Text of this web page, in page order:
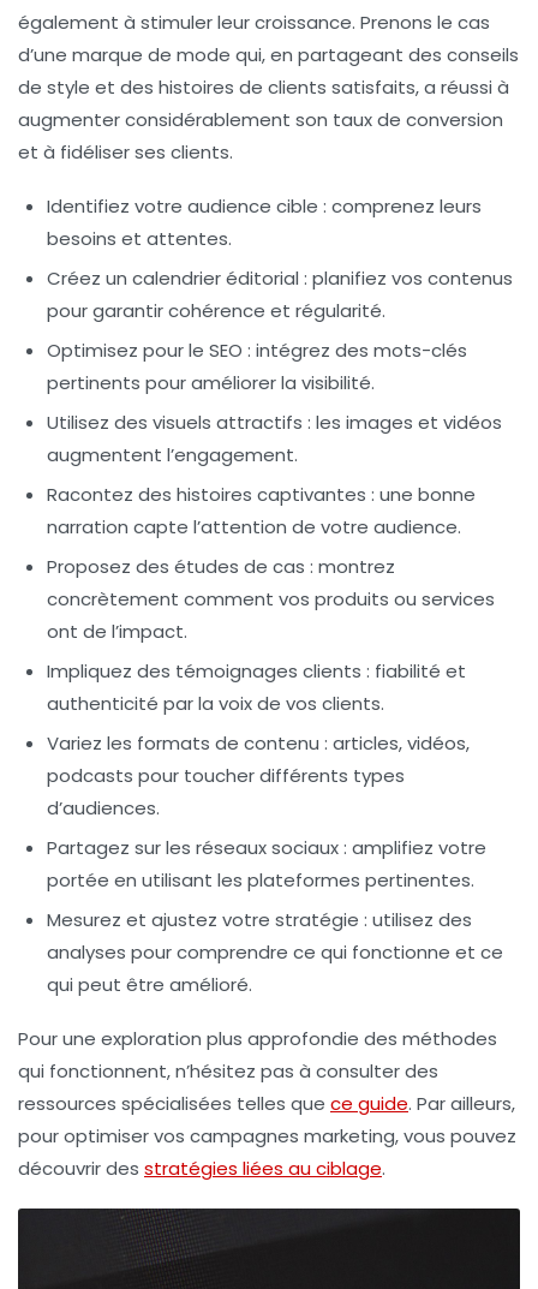
également à stimuler leur croissance. Prenons le cas
d’une marque de mode qui, en partageant des conseils
de style et des histoires de clients satisfaits, a réussi à
augmenter considérablement son taux de conversion
et à fidéliser ses clients.
Identifiez votre audience cible : comprenez leurs
besoins et attentes.
Créez un calendrier éditorial : planifiez vos contenus
pour garantir cohérence et régularité.
Optimisez pour le SEO : intégrez des mots-clés
pertinents pour améliorer la visibilité.
Utilisez des visuels attractifs : les images et vidéos
augmentent l’engagement.
Racontez des histoires captivantes : une bonne
narration capte l’attention de votre audience.
Proposez des études de cas : montrez
concrètement comment vos produits ou services
ont de l’impact.
Impliquez des témoignages clients : fiabilité et
authenticité par la voix de vos clients.
Variez les formats de contenu : articles, vidéos,
podcasts pour toucher différents types
d’audiences.
Partagez sur les réseaux sociaux : amplifiez votre
portée en utilisant les plateformes pertinentes.
Mesurez et ajustez votre stratégie : utilisez des
analyses pour comprendre ce qui fonctionne et ce
qui peut être amélioré.
Pour une exploration plus approfondie des méthodes
qui fonctionnent, n’hésitez pas à consulter des
ressources spécialisées telles que ce guide. Par ailleurs,
pour optimiser vos campagnes marketing, vous pouvez
découvrir des stratégies liées au ciblage.